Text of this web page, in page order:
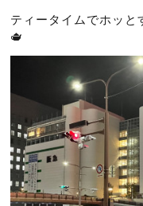
ティータイムでホッと
🫖